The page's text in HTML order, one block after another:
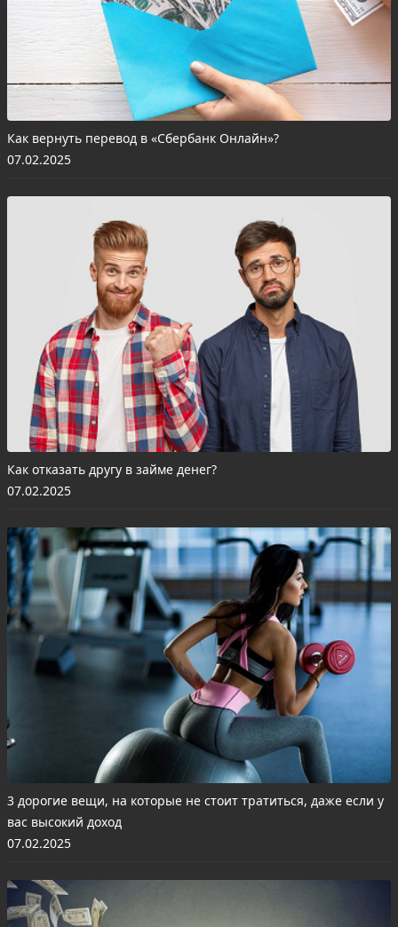
Как вернуть перевод в «Сбербанк Онлайн»?
07.02.2025
Как отказать другу в займе денег?
07.02.2025
3 дорогие вещи, на которые не стоит тратиться, даже если у
вас высокий доход
07.02.2025